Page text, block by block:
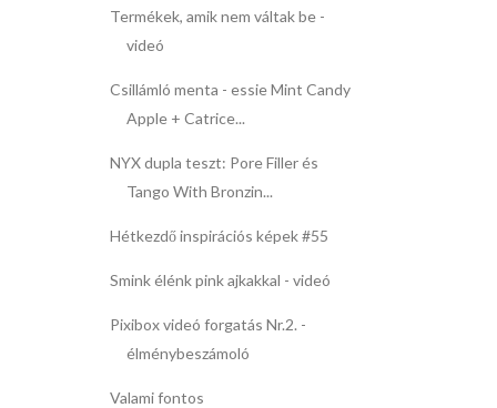
Termékek, amik nem váltak be -
videó
Csillámló menta - essie Mint Candy
Apple + Catrice...
NYX dupla teszt: Pore Filler és
Tango With Bronzin...
Hétkezdő inspirációs képek #55
Smink élénk pink ajkakkal - videó
Pixibox videó forgatás Nr.2. -
élménybeszámoló
Valami fontos